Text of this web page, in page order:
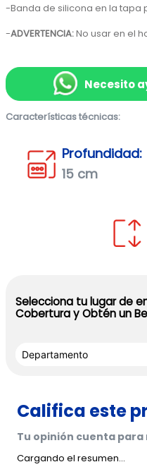
-Banda de silicona en la tapa
-ADVERTENCIA: No usar en el
Necesito
Características técnicas:
Profundidad:
15 cm
Selecciona tu lugar de
Cobertura y Obtén un
Cargando el resumen…